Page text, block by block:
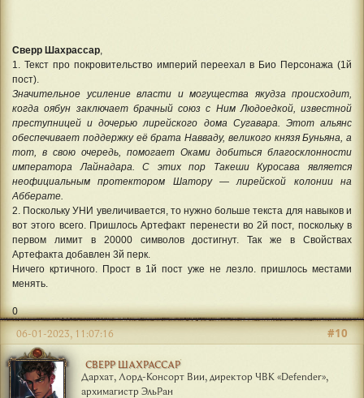
Сверр Шахрассар,
1. Текст про покровительство империй переехал в Био Персонажа (1й
пост).
Значительное усиление власти и могущества якудза происходит,
когда оябун заключает брачный союз с Ним Людоедкой, известной
преступницей и дочерью лирейского дома Сугавара. Этот альянс
обеспечивает поддержку её брата Навваду, великого князя Буньяна, а
тот, в свою очередь, помогает Оками добиться благосклонности
императора Лайнадара. С этих пор Такеши Куросава является
неофициальным протектором Шатору — лирейской колонии на
Абберате.
2. Поскольку УНИ увеличивается, то нужно больше текста для навыков и
вот этого всего. Пришлось Артефакт перенести во 2й пост, поскольку в
первом лимит в 20000 символов достигнут. Так же в Свойствах
Артефакта добавлен 3й перк.
Ничего кртичного. Прост в 1й пост уже не лезло. пришлось местами
менять.
0
СВЕРР ШАХРАССАР
Дархат, Лорд-Консорт Вии, директор ЧВК «Defender»,
архимагистр ЭльРан
#10
06-01-2023, 11:07:16